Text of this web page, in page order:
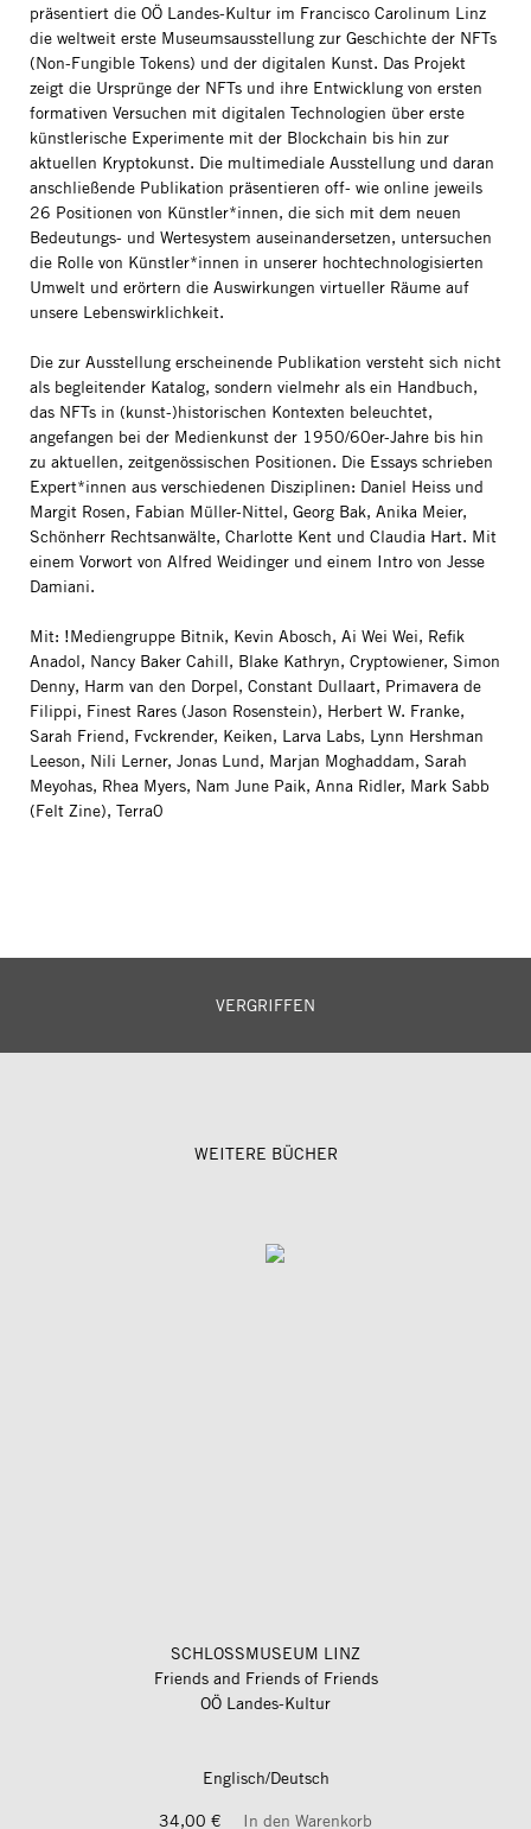
präsentiert die OÖ Landes-Kultur im Francisco Carolinum Linz
die weltweit erste Museumsausstellung zur Geschichte der NFTs
(Non-Fungible Tokens) und der digitalen Kunst. Das Projekt
zeigt die Ursprünge der NFTs und ihre Entwicklung von ersten
formativen Versuchen mit digitalen Technologien über erste
künstlerische Experimente mit der Blockchain bis hin zur
aktuellen Kryptokunst. Die multimediale Ausstellung und daran
anschließende Publikation präsentieren off- wie online jeweils
26 Positionen von Künstler*innen, die sich mit dem neuen
Bedeutungs- und Wertesystem auseinandersetzen, untersuchen
die Rolle von Künstler*innen in unserer hochtechnologisierten
Umwelt und erörtern die Auswirkungen virtueller Räume auf
unsere Lebenswirklichkeit.
Die zur Ausstellung erscheinende Publikation versteht sich nicht
als begleitender Katalog, sondern vielmehr als ein Handbuch,
das NFTs in (kunst-)historischen Kontexten beleuchtet,
angefangen bei der Medienkunst der 1950/60er-Jahre bis hin
zu aktuellen, zeitgenössischen Positionen. Die Essays schrieben
Expert*innen aus verschiedenen Disziplinen: Daniel Heiss und
Margit Rosen, Fabian Müller-Nittel, Georg Bak, Anika Meier,
Schönherr Rechtsanwälte, Charlotte Kent und Claudia Hart. Mit
einem Vorwort von Alfred Weidinger und einem Intro von Jesse
Damiani.
Mit: !Mediengruppe Bitnik, Kevin Abosch, Ai Wei Wei, Refik
Anadol, Nancy Baker Cahill, Blake Kathryn, Cryptowiener, Simon
Denny, Harm van den Dorpel, Constant Dullaart, Primavera de
Filippi, Finest Rares (Jason Rosenstein), Herbert W. Franke,
Sarah Friend, Fvckrender, Keiken, Larva Labs, Lynn Hershman
Leeson, Nili Lerner, Jonas Lund, Marjan Moghaddam, Sarah
Meyohas, Rhea Myers, Nam June Paik, Anna Ridler, Mark Sabb
(Felt Zine), Terra0
VERGRIFFEN
WEITERE BÜCHER
SCHLOSSMUSEUM LINZ
Friends and Friends of Friends
OÖ Landes-Kultur
Englisch/Deutsch
34,00 €
In den Warenkorb